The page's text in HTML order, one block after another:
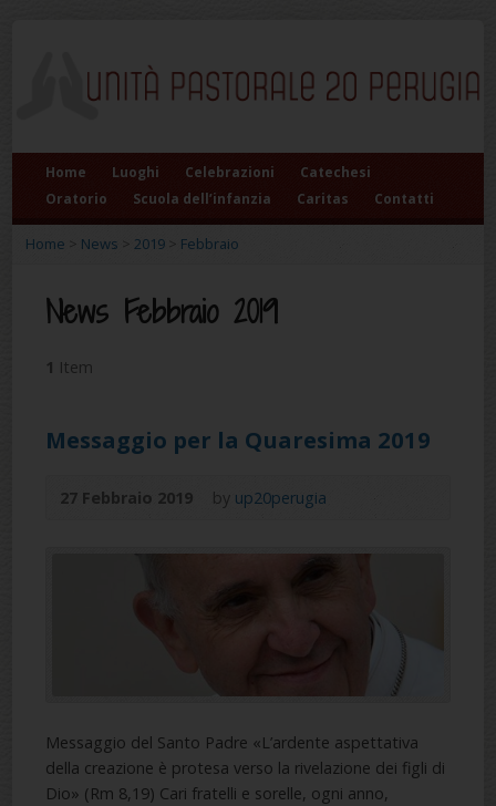
Home Luoghi Celebrazioni
Catechesi
Oratorio
Scuola dell’infanzia Caritas Contatti
Home > News >2019 > Febbraio
News Febbraio 2019
1 Item
Messaggio per la Quaresima 2019
27 Febbraio 2019 by up20perugia
Messaggio del Santo Padre «L’ardente aspettativa
della creazione è protesa verso la rivelazione dei figli di
Dio» (Rm 8,19) Cari fratelli e sorelle, ogni anno,